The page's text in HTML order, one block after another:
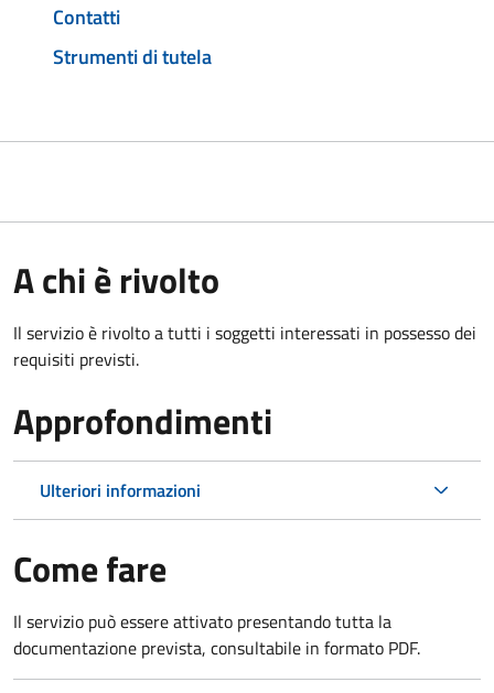
Contatti
Strumenti di tutela
A chi è rivolto
Il servizio è rivolto a tutti i soggetti interessati in possesso dei
requisiti previsti.
Approfondimenti
Ulteriori informazioni
Come fare
Il servizio può essere attivato presentando tutta la
documentazione prevista, consultabile in formato PDF.